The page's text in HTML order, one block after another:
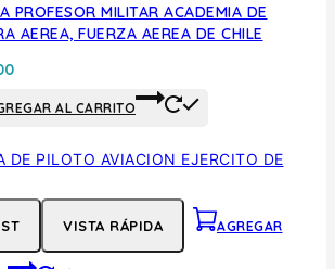
PROFESOR MILITAR ACADEMIA DE
AEREA, FUERZA AEREA DE CHILE
AL CARRITO
VISTA RÁPIDA AGREGAR